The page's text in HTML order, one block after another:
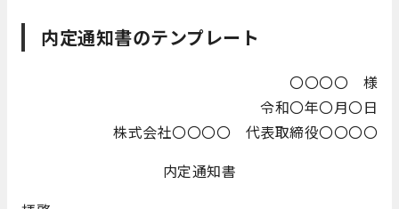
内定通知書のテンプレート
〇〇〇〇 様
令和〇年〇月〇日
株式会社〇〇〇〇 代表取締役〇〇〇〇
内定通知書